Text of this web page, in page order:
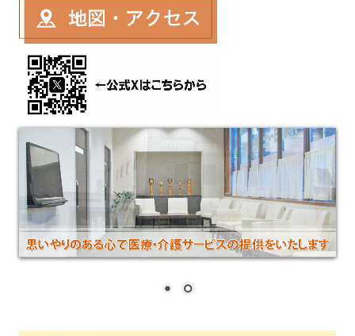
保険外負担一覧
各診断書・証明書料
利用者さんの個人情報保護方針
通所リハビリテーション
訪問リハビリテーション
居宅介護支援事業所
メディカルフィットネス